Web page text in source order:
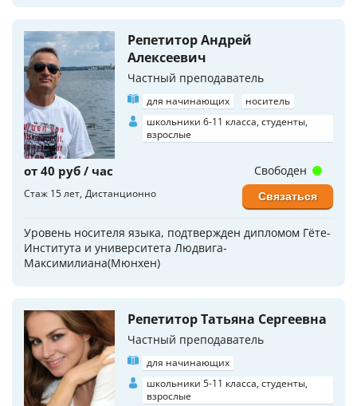
Репетитор Андрей
Алексеевич
Частный преподаватель
для начинающих
носитель
школьники 6-11 класса, студенты,
взрослые
от 40 руб / час
Стаж 15 лет Дистанционно
Уровень носителя языка, подтвержден дипломом Гёте-
Института и университета Людвига-
Максимилиана(Мюнхен)
Свободен
Связаться
Репетитор Татьяна Сергеевна
Частный преподаватель
для начинающих
школьники 5-11 класса, студенты,
взрослые